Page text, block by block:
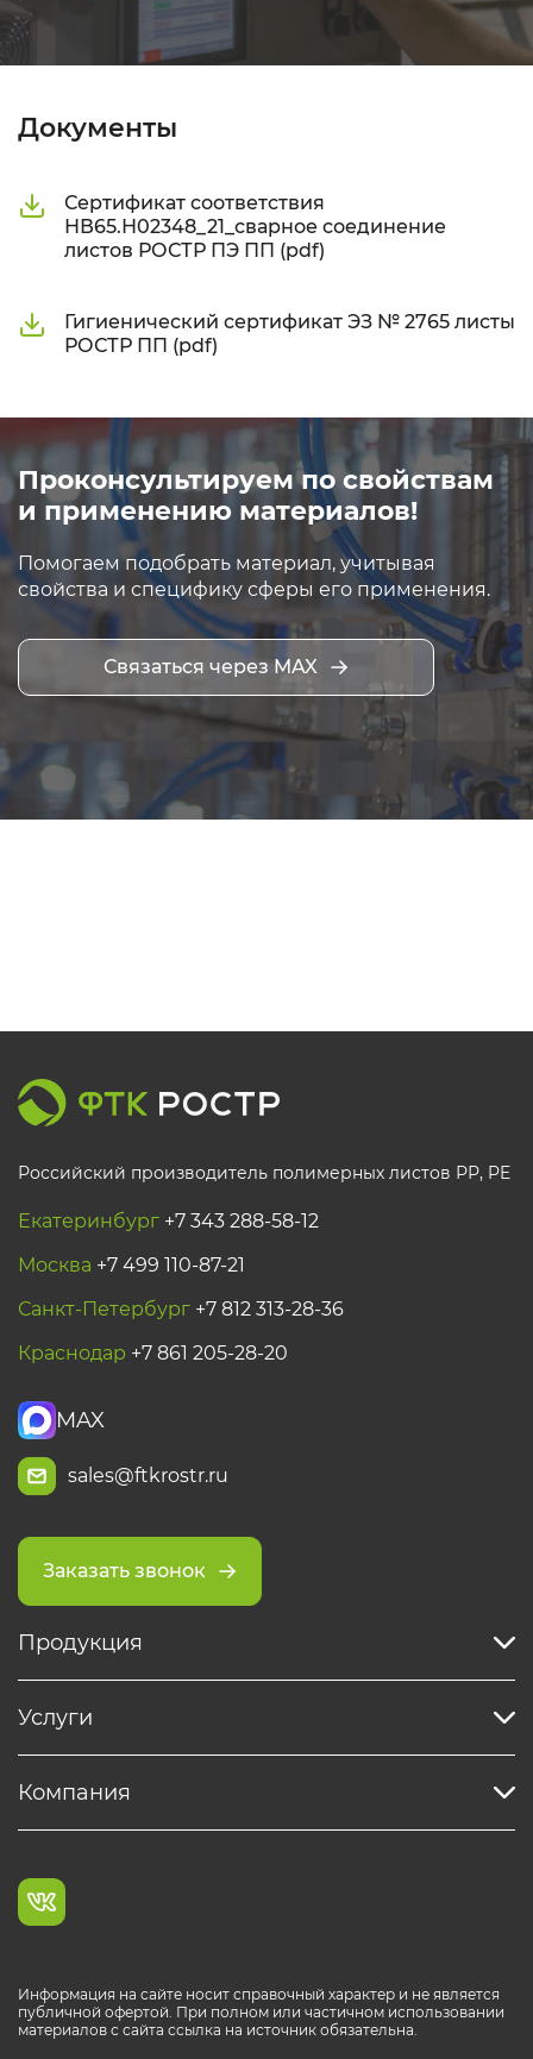
Документы
Сертификат соответствия
НВ65.Н02348_21_сварное соединение
листов РОСТР ПЭ ПП (pdf)
Гигиенический сертификат ЭЗ № 2765 листы
РОСТР ПП (pdf)
Проконсультируем по свойствам
и применению материалов!
Помогаем подобрать материал, учитывая
свойства и специфику сферы его применения.
Связаться через MAX
Российский производитель полимерных листов РР, PE
Екатеринбург +7 343 288-58-12
Москва +7 499 110-87-21
Санкт-Петербург +7 812 313-28-36
Краснодар +7 861 205-28-20
MAX
sales@ftkrostr.ru
Заказать звонок
Продукция
Услуги
Компания
Информация на сайте носит справочный характер и не является
публичной офертой. При полном или частичном использовании
материалов с сайта ссылка на источник обязательна.